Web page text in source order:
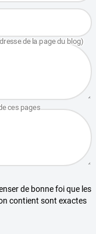
de bonne foi que les
contient sont exactes